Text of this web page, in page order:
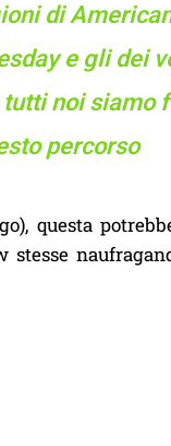
di
e gli dei
noi siamo
percorso
questa